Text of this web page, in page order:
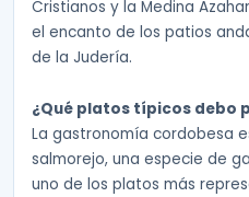
Cristianos y la Medina
el encanto de los patios
de la Judería.
¿Qué platos típicos debo
La gastronomía cordobesa
salmorejo, una especie de
uno de los platos más